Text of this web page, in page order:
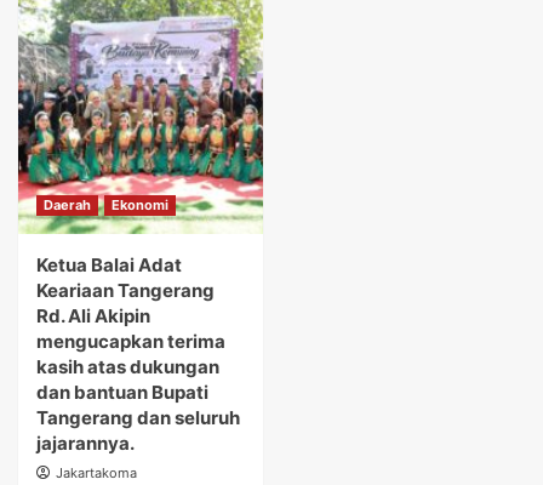
Daerah Ekonomi
Ketua Balai Adat
Keariaan Tangerang
Rd. Ali Akipin
mengucapkan terima
kasih atas dukungan
dan bantuan Bupati
Tangerang dan seluruh
jajarannya.
Jakartakoma